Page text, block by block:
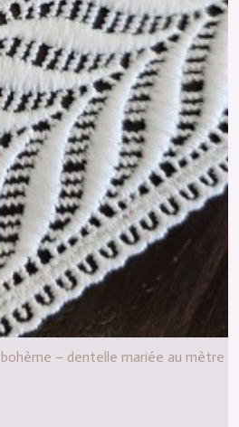
– dentelle mariée au mètre